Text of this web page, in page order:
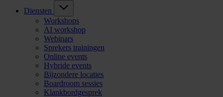
Diensten
Workshops
AI workshop
Webinars
Sprekers trainingen
Online events
Hybride events
Bijzondere locaties
Boardroom sessies
Klankbordgesprek